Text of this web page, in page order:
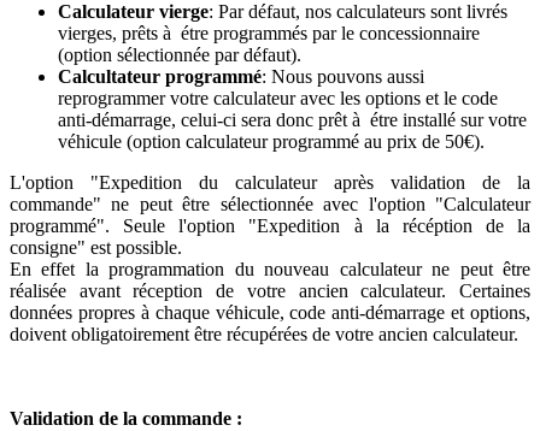
Calculateur vierge: Par défaut, nos calculateurs sont livrés
vierges, prêts à étre programmés par le concessionnaire
(option sélectionnée par défaut).
Calcultateur programmé: Nous pouvons aussi
reprogrammer votre calculateur avec les options et le code
anti-démarrage, celui-ci sera donc prêt à étre installé sur votre
véhicule (option calculateur programmé au prix de 50€).
L'option "Expedition du calculateur après validation de la
commande" ne peut être sélectionnée avec l'option "Calculateur
programmé". Seule l'option "Expedition à la récéption de la
consigne" est possible.
En effet la programmation du nouveau calculateur ne peut être
réalisée avant réception de votre ancien calculateur. Certaines
données propres à chaque véhicule, code anti-démarrage et options,
doivent obligatoirement être récupérées de votre ancien calculateur.
Validation de la commande :